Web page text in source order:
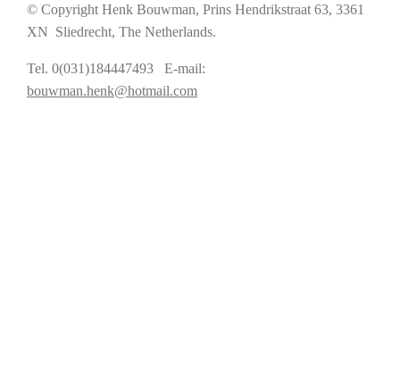
© Copyright Henk Bouwman, Prins Hendrikstraat 63, 3361
XN Sliedrecht, The Netherlands.
Tel. 0(031)184447493 E-mail:
bouwman.henk@hotmail.com